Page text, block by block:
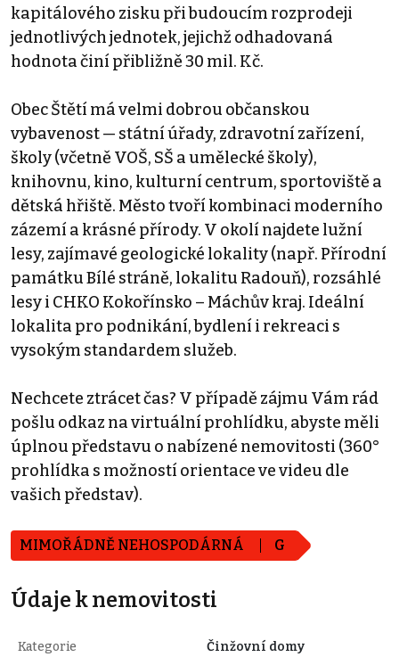
kapitálového zisku při budoucím rozprodeji
jednotlivých jednotek, jejichž odhadovaná
hodnota činí přibližně 30 mil. Kč.
Obec Štětí má velmi dobrou občanskou
vybavenost — státní úřady, zdravotní zařízení,
školy (včetně VOŠ, SŠ a umělecké školy),
knihovnu, kino, kulturní centrum, sportoviště a
dětská hřiště. Město tvoří kombinaci moderního
zázemí a krásné přírody. V okolí najdete lužní
lesy, zajímavé geologické lokality (např. Přírodní
památku Bílé stráně, lokalitu Radouň), rozsáhlé
lesy i CHKO Kokořínsko – Máchův kraj. Ideální
lokalita pro podnikání, bydlení i rekreaci s
vysokým standardem služeb.
Nechcete ztrácet čas? V případě zájmu Vám rád
pošlu odkaz na virtuální prohlídku, abyste měli
úplnou představu o nabízené nemovitosti (360°
prohlídka s možností orientace ve videu dle
vašich představ).
MIMOŘÁDNĚ NEHOSPODÁRNÁ G
Údaje k nemovitosti
Kategorie Činžovní domy